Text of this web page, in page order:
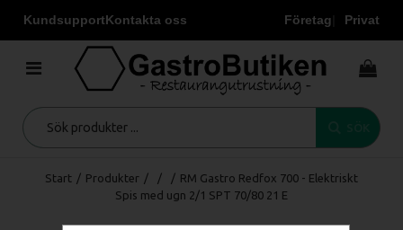
KundsupportKontakta oss Företag Privat
Start / Produkter / / / RM Gastro Redfox 700 - Elektriskt
Spis med ugn 2/1 SPT 70/80 21 E